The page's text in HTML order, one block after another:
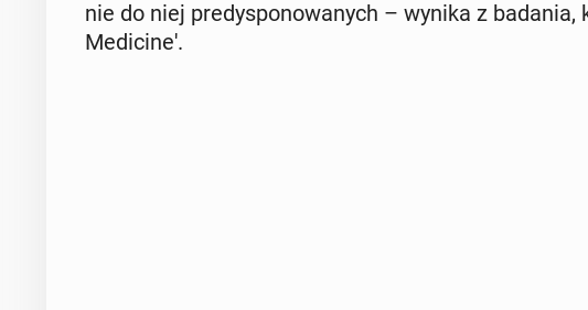
nie do niej pre­dys­po­no­wa­nych – wynika z
Me­di­ci­ne'.